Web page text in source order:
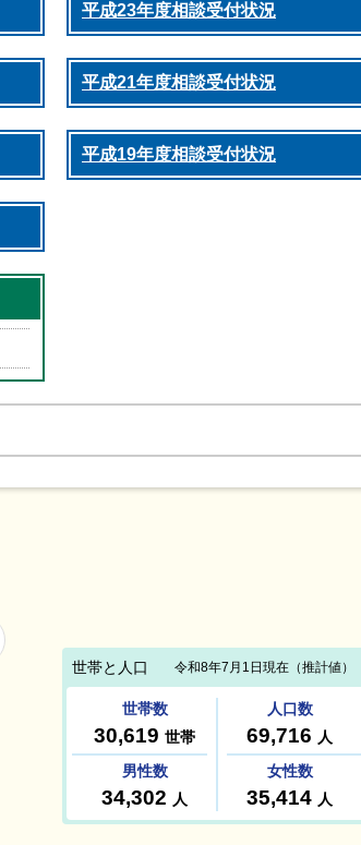
平成23年度相談受付状況
平成21年度相談受付状況
平成19年度相談受付状況